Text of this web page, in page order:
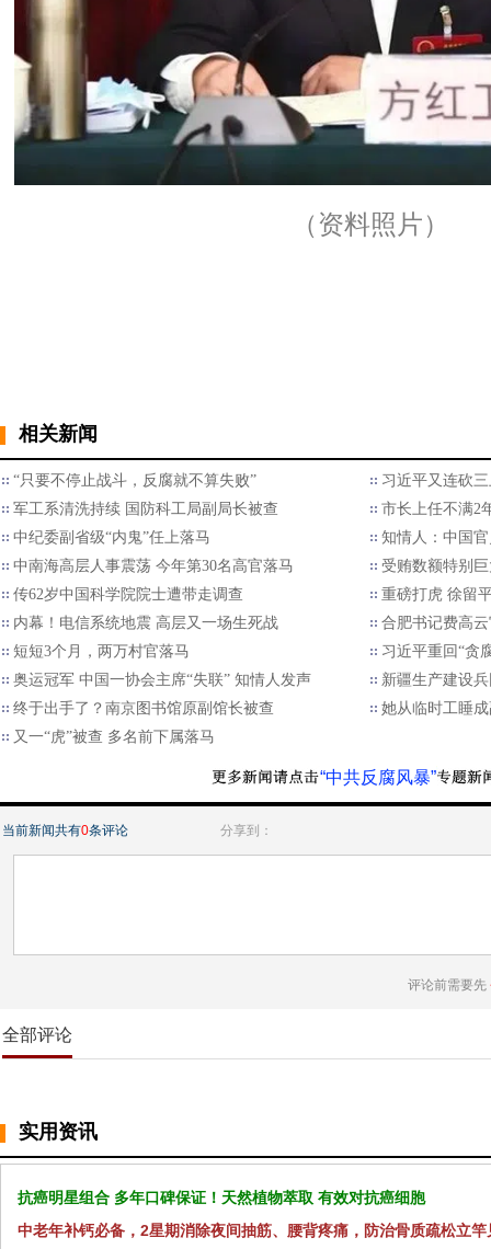
（资料照片）
相关新闻
“只要不停止战斗，反腐就不算失败”
习近平又连砍
军工系清洗持续 国防科工局副局长被查
市长上任不满2
中纪委副省级“内鬼”任上落马
知情人：中国
中南海高层人事震荡 今年第30名高官落马
受贿数额特别
传62岁中国科学院院士遭带走调查
重磅打虎 徐留
内幕！电信系统地震 高层又一场生死战
合肥书记费高
短短3个月，两万村官落马
习近平重回“贪
奥运冠军 中国一协会主席“失联” 知情人发声
新疆生产建设
终于出手了？南京图书馆原副馆长被查
她从临时工睡
又一“虎”被查 多名前下属落马
“中共反腐风暴”
当前新闻共有0条评论 分享到：
评论前需要先
全部评论
实用资讯
抗癌明星组合 多年口碑保证！天然植物萃取 有效对抗癌细胞
中老年补钙必备，2星期消除夜间抽筋、腰背疼痛，防治骨质疏松立竿